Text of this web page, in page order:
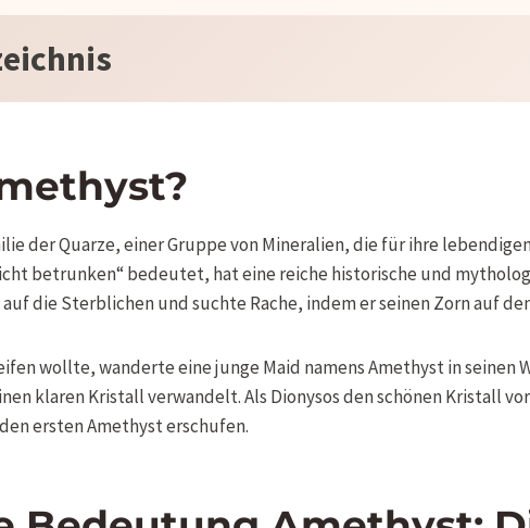
der Quarze, einer Gruppe von Mineralien, die für ihre
betrunken“ bedeutet, hat eine reiche historische und
die Sterblichen und suchte Rache, indem er seinen Zorn auf
wollte, wanderte eine junge Maid namens Amethyst in
klaren Kristall verwandelt. Als Dionysos den schönen Kristall
ersten Amethyst erschufen.